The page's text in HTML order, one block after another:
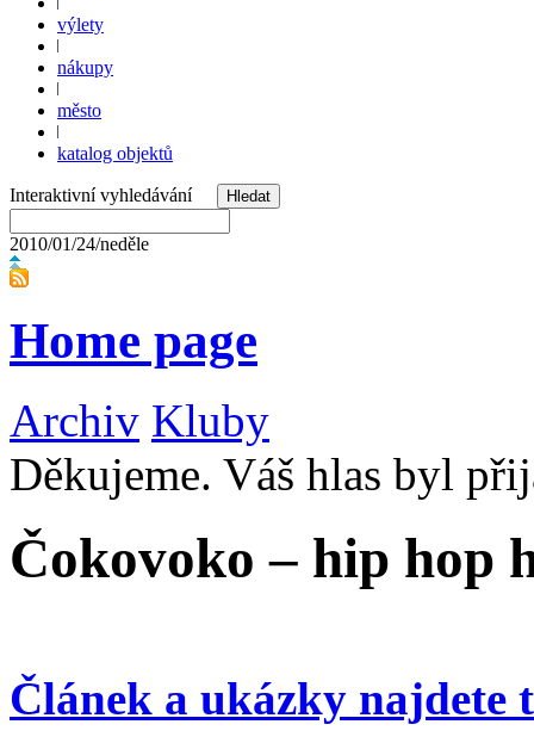
výlety
nákupy
město
katalog objektů
Interaktivní vyhledávání
2010/01/24/neděle
Home page
Archiv Kluby
Děkujeme. Váš hlas byl
Čokovoko – hip hop
Článek a ukázky najdete